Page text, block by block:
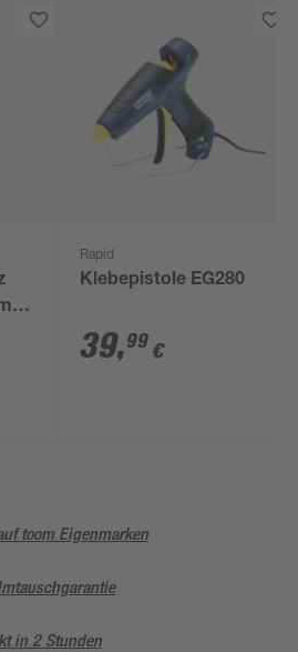
Rapid
Klebepistole EG280
39,99 €
toom Eigenmarken
in 2 Stunden